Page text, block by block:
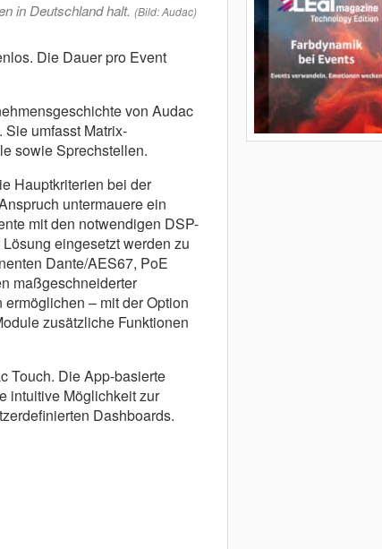
in Deutschland halt. (Bild: Audac)
Die Dauer pro Event
von Audac
umfasst Matrix-
sowie Sprechstellen.
Hauptkriterien bei der
untermauere ein
mit den notwendigen DSP-
eingesetzt werden zu
Dante/AES67, PoE
maßgeschneiderter
– mit der Option
zusätzliche Funktionen
Touch. Die App-basierte
intuitive Möglichkeit zur
Dashboards.